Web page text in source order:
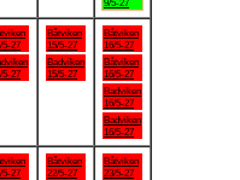
9/5-27
5-27
5-27
Båtviken
15/5-27
Badviken
15/5-27
Båtviken
16/5-27
Båtviken
16/5-27
Badviken
16/5-27
Badviken
16/5-27
5-27
Båtviken
22/5-27
Båtviken
23/5-27